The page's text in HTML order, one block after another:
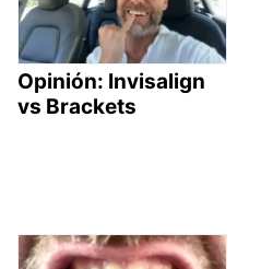
Opinión: Invisalign
vs Brackets